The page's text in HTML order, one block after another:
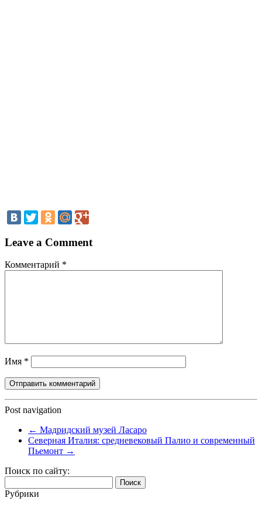
Leave a Comment
Комментарий *
Имя *
Post navigation
← Мадридский музей Ласаро
Северная Италия: средневековый Палио и современный
Пьемонт →
Поиск по сайту:
Рубрики